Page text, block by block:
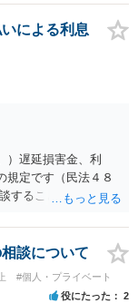
法テラスが援助して
ます。
による利息
）遅延損害金、利
規定です（民法４８
することは、弁護士
弁護士にご依頼しチ
談について
#個人・プライベート
役にたった 2